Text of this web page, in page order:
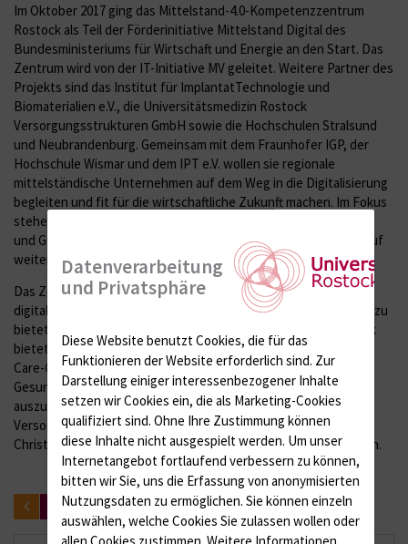
Im Oktober 2017 ging das Mittelstand-4.0-Kompetenzzentrum
Rostock als Teil der Förderinitiative Mittelstand Digital des
Bundesministeriums für Wirtschaft und Energie an den Start. Das
Zentrum wird von der IT-Initiative MV geleitet. Weitere Partner des
Projekts sind das Institut für ImplantatTechnologie und
Biomaterialien e.V., die Universitätsmedizin Rostock
Versorgungsstrukturen GmbH sowie die Hochschulen Stralsund
und Neubrandenburg. Gemeinsam mit dem Fraunhofer IGP, der
Hochschule Wismar und dem IPT e.V. wollen sie regionale
mittelständische Unternehmen auf dem Weg in die Digitalisierung
begleiten und fit für die wirtschaftliche Zukunft machen. Im Fokus
stehen zunächst Unternehmen aus Tourismus, Medizintechnik
und Gesundheitswirtschaft, künftig soll das Projekt aber auch auf
weitere Branchen ausgeweitet werden.
Das Zentrum will interessierte Firmen bei ihren Schritten in die
digitale Welt begleiten und dabei tatkräftig zur Seite stehen. Dazu
bietet es kostenlose Schulungen und Workshops an. In Rostock
bietet die Unimedizin Versorgungsstrukturen GmbH mit einem
Care-Center eine Plattform für Unternehmen aus der
Gesundheitsbranche, sich untereinander zu vernetzen und
auszutauschen. "So helfen wir dabei, die telemedizinische
Versorgung im ländlichen Raum voranzutreiben", sagt Prof. Dr.
Christian Schmidt, Ärztlicher Vorstand der Rostocker Unimedizin.
zurück
Datenverarbeitung
und Privatsphäre
Diese Website benutzt Cookies, die für das
Funktionieren der Website erforderlich sind. Zur
Darstellung einiger interessenbezogener Inhalte
setzen wir Cookies ein, die als Marketing-Cookies
qualifiziert sind. Ohne Ihre Zustimmung können
diese Inhalte nicht ausgespielt werden. Um unser
Internetangebot fortlaufend verbessern zu können,
bitten wir Sie, uns die Erfassung von anonymisierten
Nutzungsdaten zu ermöglichen. Sie können einzeln
auswählen, welche Cookies Sie zulassen wollen oder
allen Cookies zustimmen. Weitere Informationen